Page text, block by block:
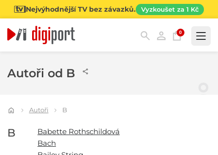
Nejvýhodnější TV bez závazků. Vyzkoušet za 1 Kč
0
Autoři od B
Autoři B
B
Babette Rothschildová
Bach